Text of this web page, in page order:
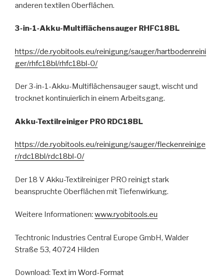
anderen textilen Oberflächen.
3-in-1-Akku-Multiflächensauger RHFC18BL
https://de.ryobitools.eu/reinigung/sauger/hartbodenreini
ger/rhfc18bl/rhfc18bl-0/
Der 3-in-1-Akku-Multiflächensauger saugt, wischt und
trocknet kontinuierlich in einem Arbeitsgang.
Akku-Textilreiniger PRO RDC18BL
https://de.ryobitools.eu/reinigung/sauger/fleckenreinige
r/rdc18bl/rdc18bl-0/
Der 18 V Akku-Textilreiniger PRO reinigt stark
beanspruchte Oberflächen mit Tiefenwirkung.
Weitere Informationen: www.ryobitools.eu
Techtronic Industries Central Europe GmbH, Walder
Straße 53, 40724 Hilden
Download: Text im Word-Format